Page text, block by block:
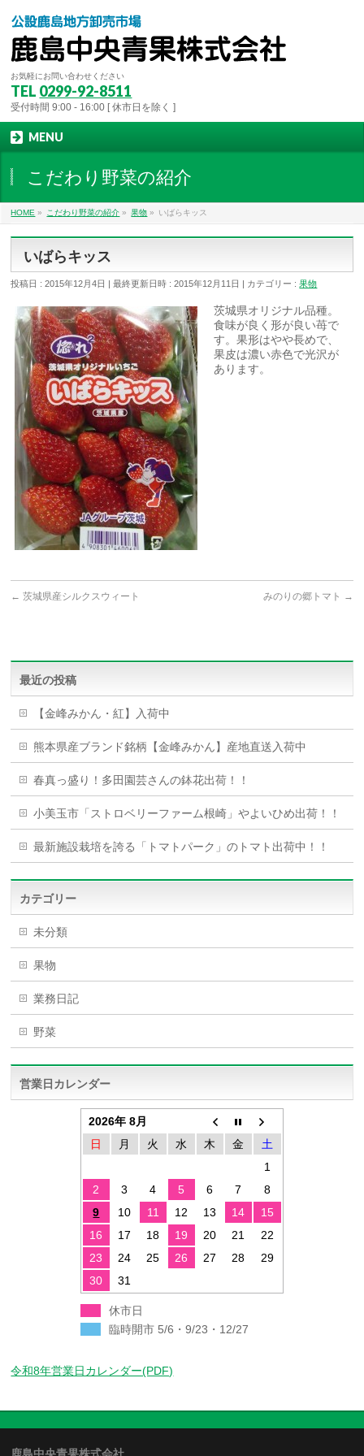
お気軽にお問い合わせください
TEL 0299-92-8511
受付時間 9:00 - 16:00 [ 休市日を除く ]
MENU
こだわり野菜の紹介
HOME » こだわり野菜の紹介 » 果物 » いばらキッス
いばらキッス
投稿日 : 2015年12月4日 最終更新日時 : 2015年12月11日 カテゴリー :果物
茨城県オリジナル品種。
食味が良く形が良い苺で
す。果形はやや長めで、
果皮は濃い赤色で光沢が
あります。
← 茨城県産シルクスウィート みのりの郷トマト →
最近の投稿
【金峰みかん・紅】入荷中
熊本県産ブランド銘柄【金峰みかん】産地直送入荷中
春真っ盛り！多田園芸さんの鉢花出荷！！
小美玉市「ストロベリーファーム根崎」やよいひめ出荷！！
最新施設栽培を誇る「トマトパーク」のトマト出荷中！！
カテゴリー
未分類
果物
業務日記
野菜
営業日カレンダー
2026年 8月
日
月 火 水 木 金
土
1
2
3 4 5 6 7
8
9
10 11 12 13 14
15
16
17 18 19 20 21
22
23
24 25 26 27 28
29
30
31
休市日
臨時開市 5/6・9/23・12/27
令和8年営業日カレンダー(PDF)